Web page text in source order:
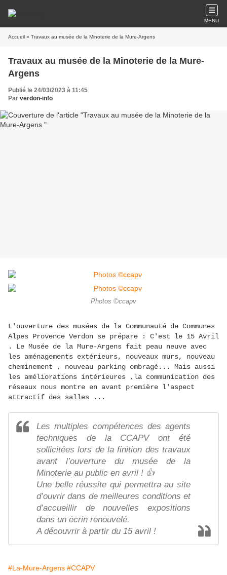
MENU
Accueil » Travaux au musée de la Minoterie de la Mure-Argens
Travaux au musée de la Minoterie de la Mure-
Argens
Publié le 24/03/2023 à 11:45
Par verdon-info
Photos ©ccapv
L'ouverture des musées de la Communauté de Communes
Alpes Provence Verdon se prépare : C'est le 15 Avril
. Le Musée de la Mure-Argens fait peau neuve avec
les aménagements extérieurs, nouveaux murs, nouveau
cheminement , nouveau parking ombragé... Mais aussi
les améliorations intérieures ,la communication des
réseaux nous montre en avant première l'aspect
attractif des salles ...
Les multiples compétences des agents
techniques de la CCAPV ont été
sollicitées lors de la finition des travaux
avant l’ouverture du musée de la
Minoterie au public en avril ! 👍
Une belle réussite qui permettra au site
d’ouvrir dans de meilleures conditions et
d’accueillir de nouvelles expositions
dans un écrin renouvelé.
A découvrir à partir du 15 avril !
#La-Mure-Argens #CCAPV